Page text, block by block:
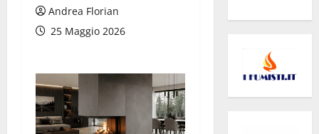
Andrea Florian
25 Maggio 2026